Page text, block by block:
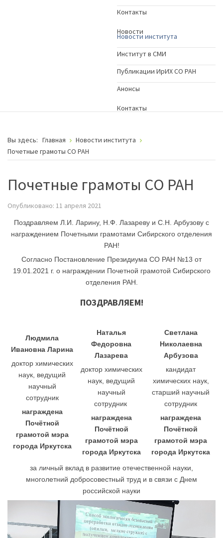
Контакты
Новости
Новости института
Институт в СМИ
Публикации ИрИХ СО РАН
Анонсы
Контакты
Вы здесь: Главная
Новости института
Почетные грамоты СО РАН
Почетные грамоты СО РАН
Опубликовано: 11 апреля 2021
Поздравляем Л.И. Ларину, Н.Ф. Лазареву и С.Н. Арбузову с
награждением Почетными грамотами Сибирского отделения
РАН!
Согласно Постановление Президиума СО РАН №13 от
19.01.2021 г. о награждении Почетной грамотой Сибирского
отделения РАН.
ПОЗДРАВЛЯЕМ!
Людмила
Ивановна Ларина
доктор химических
наук, ведущий
научный
сотрудник
награждена
Почётной
грамотой мэра
города Иркутска
Наталья
Федоровна
Лазарева
доктор химических
наук, ведущий
научный
сотрудник
награждена
Почётной
грамотой мэра
города Иркутска
Светлана
Николаевна
Арбузова
кандидат
химических наук,
старший научный
сотрудник
награждена
Почётной
грамотой мэра
города Иркутска
за личный вклад в развитие отечественной науки,
многолетний добросовестный труд и в связи с Днем
российской науки